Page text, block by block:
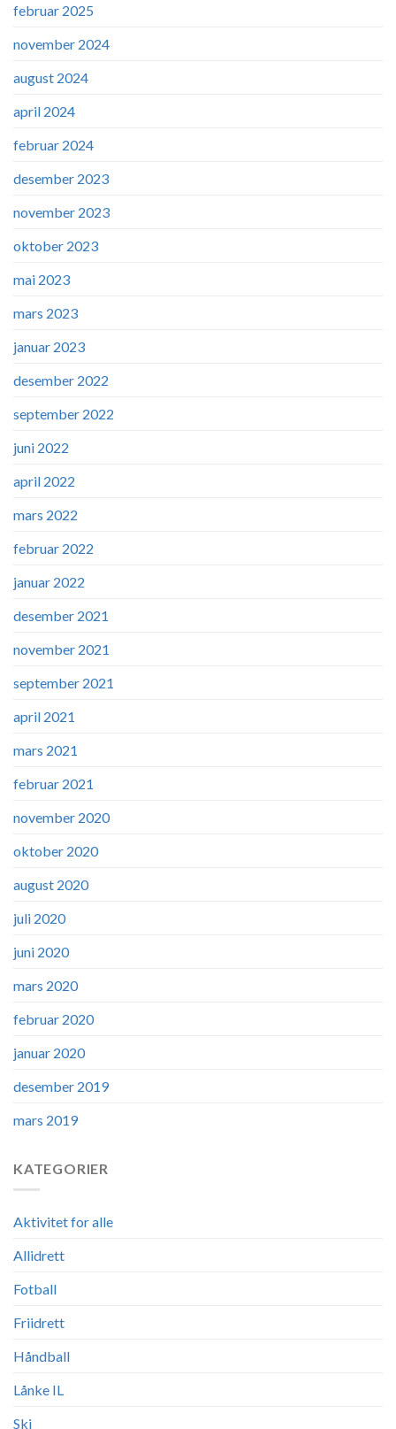
februar 2025
november 2024
august 2024
april 2024
februar 2024
desember 2023
november 2023
oktober 2023
mai 2023
mars 2023
januar 2023
desember 2022
september 2022
juni 2022
april 2022
mars 2022
februar 2022
januar 2022
desember 2021
november 2021
september 2021
april 2021
mars 2021
februar 2021
november 2020
oktober 2020
august 2020
juli 2020
juni 2020
mars 2020
februar 2020
januar 2020
desember 2019
mars 2019
KATEGORIER
Aktivitet for alle
Allidrett
Fotball
Friidrett
Håndball
Lånke IL
Ski